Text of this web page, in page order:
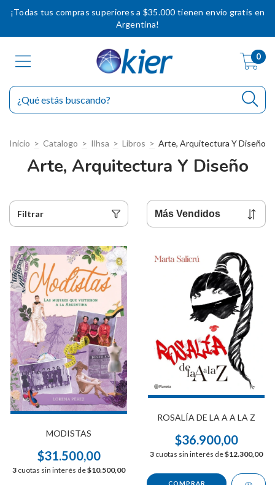
¡Todas tus compras superiores a $35.000 tienen envío gratis en
Argentina!
0
Inicio > Catalogo > Ilhsa > Libros > Arte, Arquitectura Y Diseño
Arte, Arquitectura Y Diseño
Filtrar
MODISTAS
$31.500,00
3 cuotas sin interés de$10.500,00
ROSALÍA DE LA A A LA Z
$36.900,00
3 cuotas sin interés de$12.300,00